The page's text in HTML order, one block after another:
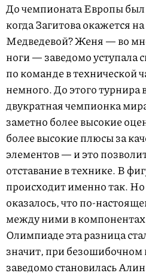
До чемпионата Европы был
когда Загитова окажется
Медведевой? Женя — во
ноги — заведомо уступала
по команде в технической
немного. До этого турнира
двукратная чемпионка
заметно более высокие
более высокие плюсы за
элементов — и это
отставание в технике. В
происходит именно так.
оказалось, что по-
между ними в
Олимпиаде эта разница
значит, при
заведомо становилась